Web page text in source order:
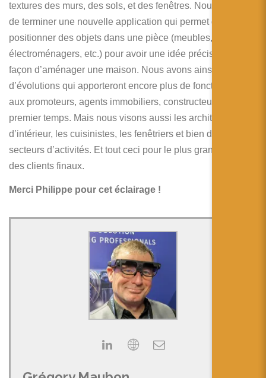
textures des murs, des sols, et des fenêtres. Nous venons
de terminer une nouvelle application qui permet de
positionner des objets dans une pièce (meubles, tableaux,
électroménagers, etc.) pour avoir une idée précise de la
façon d’aménager une maison. Nous avons ainsi une série
d’évolutions qui apporteront encore plus de fonctionnalités
aux promoteurs, agents immobiliers, constructeurs dans un
premier temps. Mais nous visons aussi les architectes
d’intérieur, les cuisinistes, les fenêtriers et bien d’autres
secteurs d’activités. Et tout ceci pour le plus grand bénéfice
des clients finaux.
Merci Philippe pour cet éclairage !